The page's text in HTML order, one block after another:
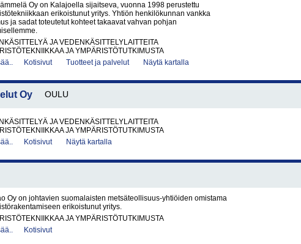
Oy on Kalajoella sijaitseva, vuonna 1998 perustettu
erikoistunut yritys. Yhtiön henkilökunnan vankka
ja sadat toteutetut kohteet takaavat vahvan pohjan
JA VEDENKÄSITTELYLAITTEITA
JA YMPÄRISTÖTUTKIMUSTA
Kotisivut Tuotteet ja palvelut Näytä kartalla
Oy OULU
JA VEDENKÄSITTELYLAITTEITA
JA YMPÄRISTÖTUTKIMUSTA
Kotisivut Näytä kartalla
Oy on johtavien suomalaisten metsäteollisuus-yhtiöiden omistama
erikoistunut yritys.
JA YMPÄRISTÖTUTKIMUSTA
Kotisivut